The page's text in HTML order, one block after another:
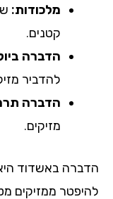
מלכודות:
קטנים.
הדברה
להדביר
הדברה
מזיקים.
הדברה באשדוד
להיפטר ממזיקים